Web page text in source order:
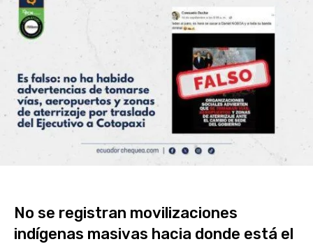
No se registran movilizaciones
indígenas masivas hacia donde está el